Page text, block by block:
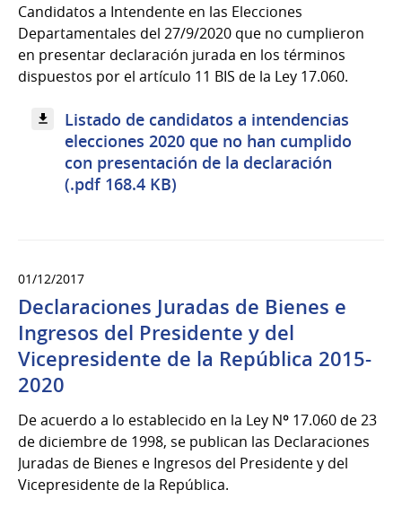
Candidatos a Intendente en las Elecciones
Departamentales del 27/9/2020 que no cumplieron
en presentar declaración jurada en los términos
dispuestos por el artículo 11 BIS de la Ley 17.060.
Listado de candidatos a intendencias
elecciones 2020 que no han cumplido
con presentación de la declaración
(.pdf 168.4 KB)
01/12/2017
Declaraciones Juradas de Bienes e
Ingresos del Presidente y del
Vicepresidente de la República 2015-
2020
De acuerdo a lo establecido en la Ley Nº 17.060 de 23
de diciembre de 1998, se publican las Declaraciones
Juradas de Bienes e Ingresos del Presidente y del
Vicepresidente de la República.